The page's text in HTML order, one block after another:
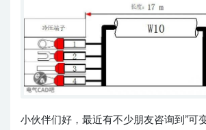
小伙伴们好，最近有不少朋友咨询到”可